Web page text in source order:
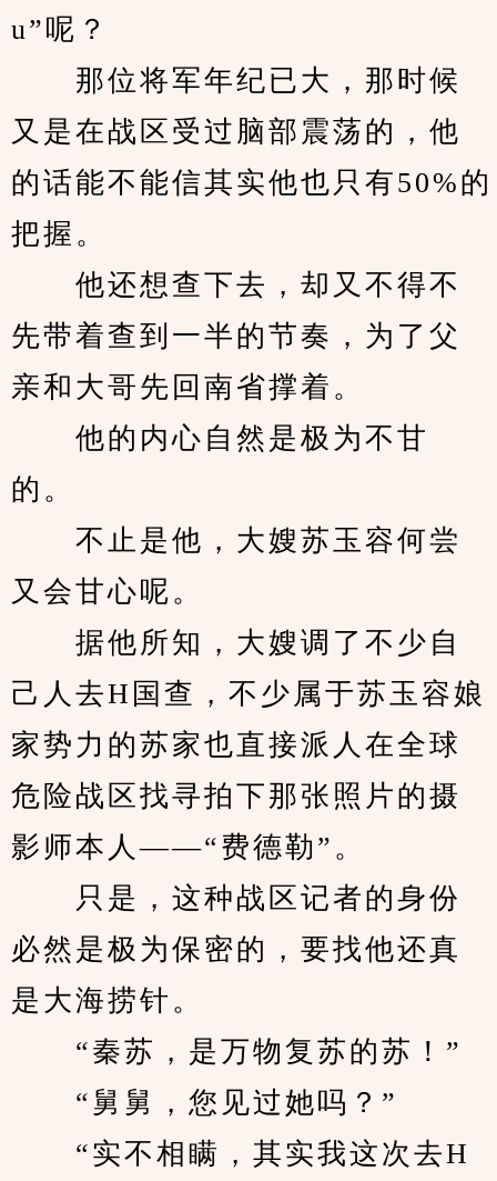
u”呢？
那位将军年纪已大，那时候
又是在战区受过脑部震荡的，他
的话能不能信其实他也只有50%的
把握。
他还想查下去，却又不得不
先带着查到一半的节奏，为了父
亲和大哥先回南省撑着。
他的内心自然是极为不甘
的。
不止是他，大嫂苏玉容何尝
又会甘心呢。
据他所知，大嫂调了不少自
己人去H国查，不少属于苏玉容娘
家势力的苏家也直接派人在全球
危险战区找寻拍下那张照片的摄
影师本人——“费德勒”。
只是，这种战区记者的身份
必然是极为保密的，要找他还真
是大海捞针。
“秦苏，是万物复苏的苏！”
“舅舅，您见过她吗？”
“实不相瞒，其实我这次去H